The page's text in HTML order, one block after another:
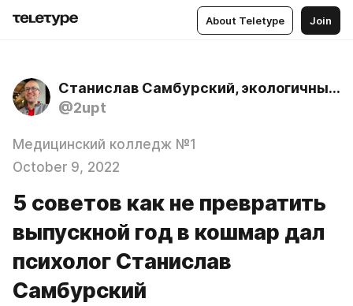
About Teletype Join
Станислав Самбурский, экологичный психолог
@2upt
Медицинский колледж №1
October 9, 2022
5 советов как не превратить
выпускной год в кошмар дал
психолог Станислав
Самбурский